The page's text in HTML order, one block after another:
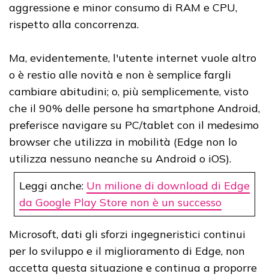
aggressione e minor consumo di RAM e CPU,
rispetto alla concorrenza.
Ma, evidentemente, l'utente internet vuole altro
o è restio alle novità e non è semplice fargli
cambiare abitudini; o, più semplicemente, visto
che il 90% delle persone ha smartphone Android,
preferisce navigare su PC/tablet con il medesimo
browser che utilizza in mobilità (Edge non lo
utilizza nessuno neanche su Android o iOS).
Leggi anche: Un milione di download di Edge
da Google Play Store non è un successo
Microsoft, dati gli sforzi ingegneristici continui
per lo sviluppo e il miglioramento di Edge, non
accetta questa situazione e continua a proporre